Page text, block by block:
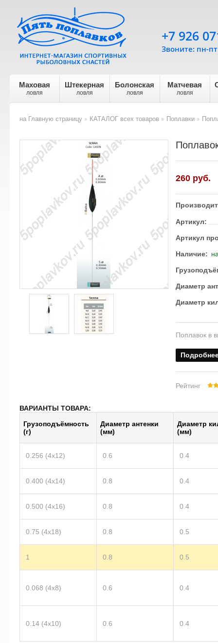
Маховая
ловля
Штекерная
ловля
Болонская
ловля
Матчевая
ловля
+7 926
Звоните: пн-
на Главную страницу
КАТАЛОГ всех товаров
Поплавки
260 руб.
Артикул:
Артикул
Наличие:
Диаметр
Диаметр
Поплавок в
Рейтинг
ВАРИАНТЫ ТОВАРА:
Грузоподъёмность
(г)
Диаметр антенки
(мм)
Диаметр
(мм)
0.256 (4х12) 0.6 0.4
0.400 (4х14) 0.8 0.4
0.500 (4х16) 0.8 0.4
0.75 (4х18) 0.8 0.5
1 0.8 0.5
0.068 (4х8) 0.6 0.4
0.14 (4х10) 0.6 0.4